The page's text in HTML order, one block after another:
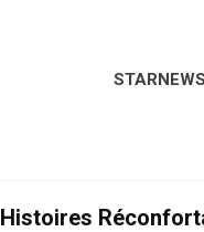
STARNEWS
Histoires